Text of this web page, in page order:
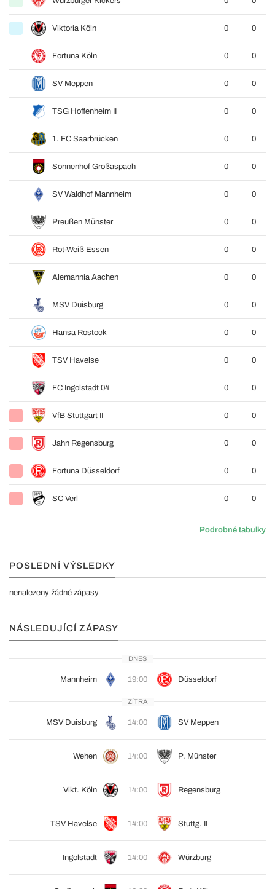
Viktoria Köln 0 0
Fortuna Köln 0 0
SV Meppen 0 0
TSG Hoffenheim II 0 0
1. FC Saarbrücken 0 0
Sonnenhof Großaspach 0 0
SV Waldhof Mannheim 0 0
Preußen Münster 0 0
Rot-Weiß Essen 0 0
Alemannia Aachen 0 0
MSV Duisburg 0 0
Hansa Rostock 0 0
TSV Havelse 0 0
FC Ingolstadt 04 0 0
VfB Stuttgart II 0 0
Jahn Regensburg 0 0
Fortuna Düsseldorf 0 0
SC Verl 0 0
Podrobné tabulky
POSLEDNÍ VÝSLEDKY
nenalezeny žádné zápasy
NÁSLEDUJÍCÍ ZÁPASY
DNES
Mannheim 19:00 Düsseldorf
ZÍTRA
MSV Duisburg 14:00 SV Meppen
Wehen 14:00 P. Münster
Vikt. Köln 14:00 Regensburg
TSV Havelse 14:00 Stuttg. II
Ingolstadt 14:00 Würzburg